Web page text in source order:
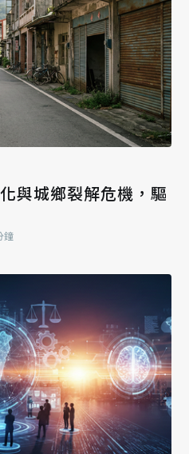
與城鄉裂解危機，驅
鐘